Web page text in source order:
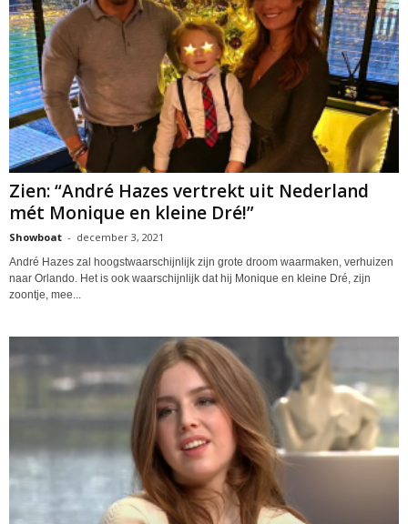
Zien: “André Hazes vertrekt uit Nederland
mét Monique en kleine Dré!”
Showboat - december 3, 2021
André Hazes zal hoogstwaarschijnlijk zijn grote droom waarmaken, verhuizen
naar Orlando. Het is ook waarschijnlijk dat hij Monique en kleine Dré, zijn
zoontje, mee...